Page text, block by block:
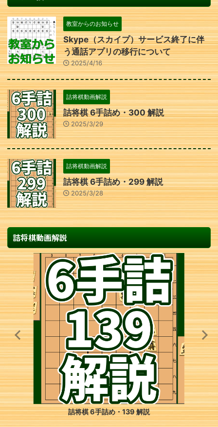
教室からのお知らせ
Skype（スカイプ）サービス終了に伴
う通話アプリの移行について
2025/4/16
詰将棋動画解説
詰将棋 6手詰め・300 解説
2025/3/29
詰将棋動画解説
詰将棋 6手詰め・299 解説
2025/3/28
詰将棋動画解説
詰将棋 6手詰め・139 解説